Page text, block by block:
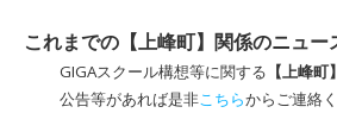
これまでの【上峰町】関係のニュー
GIGAスクール構想等に関する 【上峰町】
公告等があれば是非こちらからご連絡く